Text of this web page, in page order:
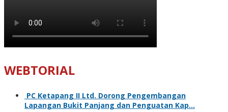
WEBTORIAL
PC Ketapang II Ltd. Dorong Pengembangan
Lapangan Bukit Panjang dan Penguatan Kap…